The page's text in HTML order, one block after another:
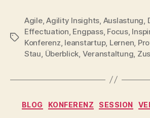
Schlagwörter
Agile,Agility Insights Auslastung
Effectuation Engpass, Focus,
Konferenz leanstartup, Lernen
Stau Überblick Veranstaltung
BLOG KONFERENZ SESSION